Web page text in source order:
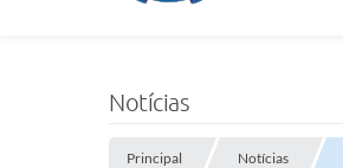
Notícias
Principal Notícias